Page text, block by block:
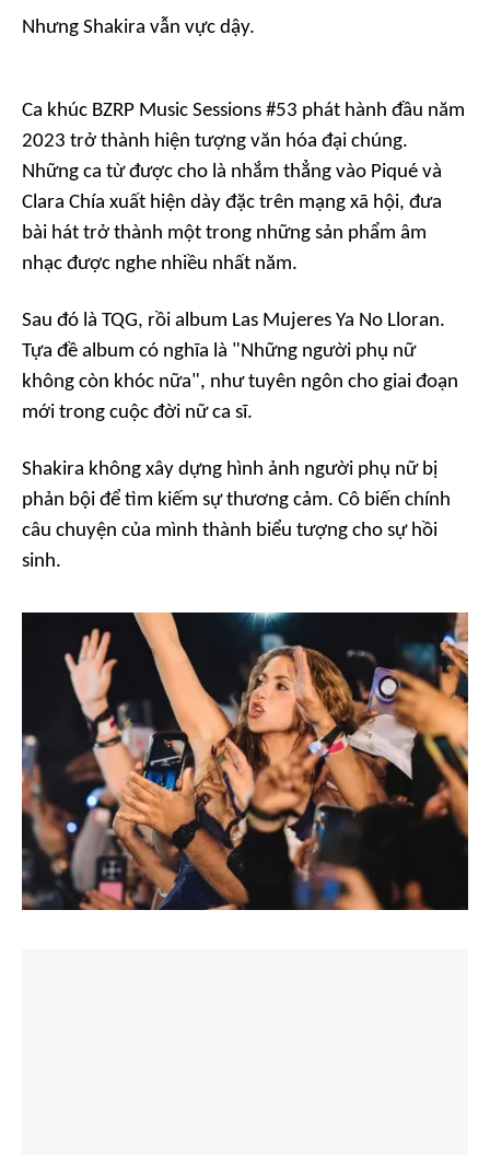
Nhưng Shakira vẫn vực dậy.
Ca khúc BZRP Music Sessions #53 phát hành đầu năm
2023 trở thành hiện tượng văn hóa đại chúng.
Những ca từ được cho là nhắm thẳng vào Piqué và
Clara Chía xuất hiện dày đặc trên mạng xã hội, đưa
bài hát trở thành một trong những sản phẩm âm
nhạc được nghe nhiều nhất năm.
Sau đó là TQG, rồi album Las Mujeres Ya No Lloran.
Tựa đề album có nghĩa là "Những người phụ nữ
không còn khóc nữa", như tuyên ngôn cho giai đoạn
mới trong cuộc đời nữ ca sĩ.
Shakira không xây dựng hình ảnh người phụ nữ bị
phản bội để tìm kiếm sự thương cảm. Cô biến chính
câu chuyện của mình thành biểu tượng cho sự hồi
sinh.